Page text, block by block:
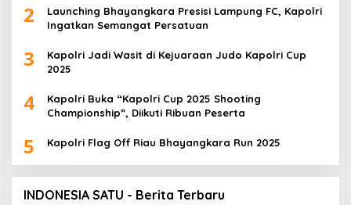
2
Launching Bhayangkara Presisi Lampung FC, Kapolri
Ingatkan Semangat Persatuan
3
Kapolri Jadi Wasit di Kejuaraan Judo Kapolri Cup
2025
4
Kapolri Buka “Kapolri Cup 2025 Shooting
Championship”, Diikuti Ribuan Peserta
5 Kapolri Flag Off Riau Bhayangkara Run 2025
INDONESIA SATU - Berita Terbaru